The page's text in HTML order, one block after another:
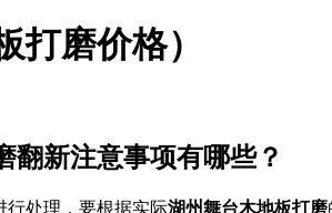
磨价格）
翻新注意事项有哪些？
行处理，要根据实际湖州舞台木地板打磨